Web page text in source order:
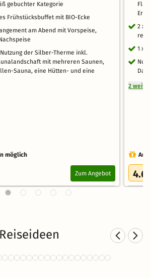
gebuchter Kategorie
Frühstücksbuffet mit BIO-Ecke
am Abend mit Vorspeise,
der Silber-Therme inkl.
mit mehreren Saunen,
Sauna, eine Hütten- und eine
möglich
Zum Angebot
2 x
1 x
2
4.6
42 €
an der Ostsee
Angebote